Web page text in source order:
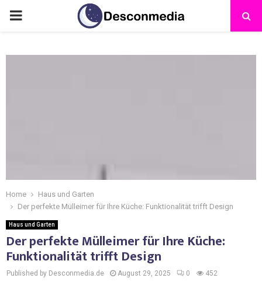
Home
Haus und Garten
Der perfekte Mülleimer für Ihre Küche: Funktionalität trifft Design
Haus und Garten
Der perfekte Mülleimer für Ihre Küche:
Funktionalität trifft Design
Published by Desconmedia.de August 29, 2025 0 452